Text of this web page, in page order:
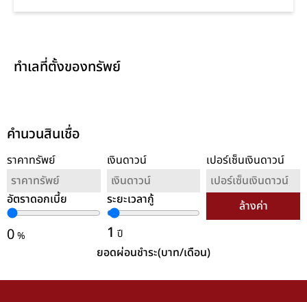
ทำเลที่ตั้งของทรัพย์
คำนวนสินเชื่อ
ราคาทรัพย์ เงินดาวน์ เปอร์เซ็นเงินดาวน์
อัตราดอกเบี้ย
0%
ระยะเวลากู้
1 ปี
ล้างค่า
ยอดผ่อนชำระ(บาท/เดือน)